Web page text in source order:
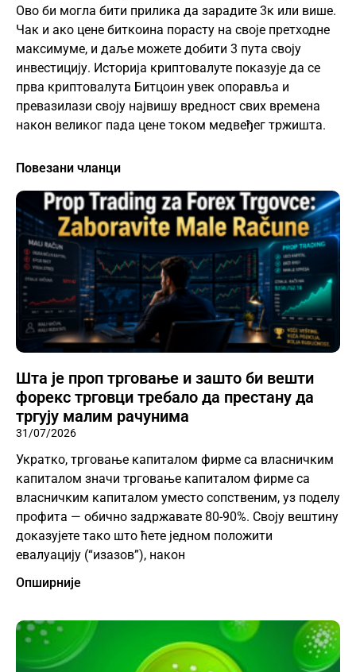
Ово би могла бити прилика да зарадите 3к или више.
Чак и ако цене биткоина порасту на своје претходне
максимуме, и даље можете добити 3 пута своју
инвестицију. Историја криптовалуте показује да се
прва криптовалута Битцоин увек опоравља и
превазилази своју највишу вредност свих времена
након великог пада цене током медвеђег тржишта.
Повезани чланци
Шта је проп трговање и зашто би вешти
форекс трговци требало да престану да
тргују малим рачунима
31/07/2026
Укратко, трговање капиталом фирме са власничким
капиталом значи трговање капиталом фирме са
власничким капиталом уместо сопственим, уз поделу
профита — обично задржавате 80-90%. Своју вештину
доказујете тако што ћете једном положити
евалуацију (“изазов”), након
Опширније